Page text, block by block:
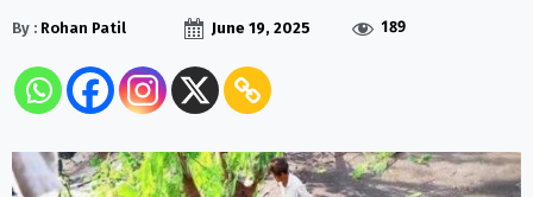
By : Rohan Patil June 19, 2025 189